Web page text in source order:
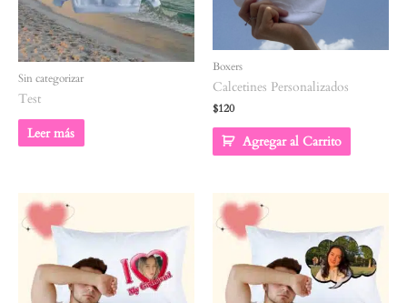
Sin categorizar
Test
Leer más
Boxers
Calcetines Personalizados
$120
Agregar al Carrito